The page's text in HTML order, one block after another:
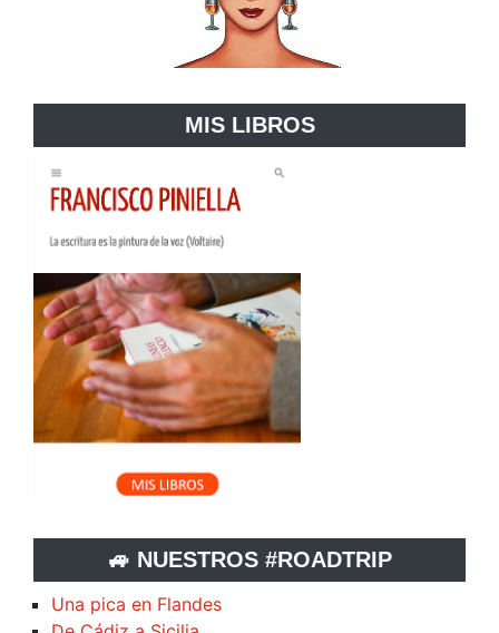
MIS LIBROS
🚙 NUESTROS #ROADTRIP
Una pica en Flandes